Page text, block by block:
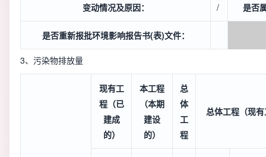
变动情况及原因： / 是否
是否重新报批环境影响报告书(表)文件：
3、污染物排放量
现有工
程（已
建成
的）
本工程
（本期
建设
的）
总
体
工
程
总体工程（现